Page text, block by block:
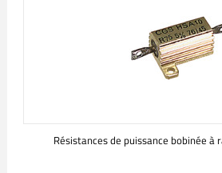
Résistances de puissance bobinée à